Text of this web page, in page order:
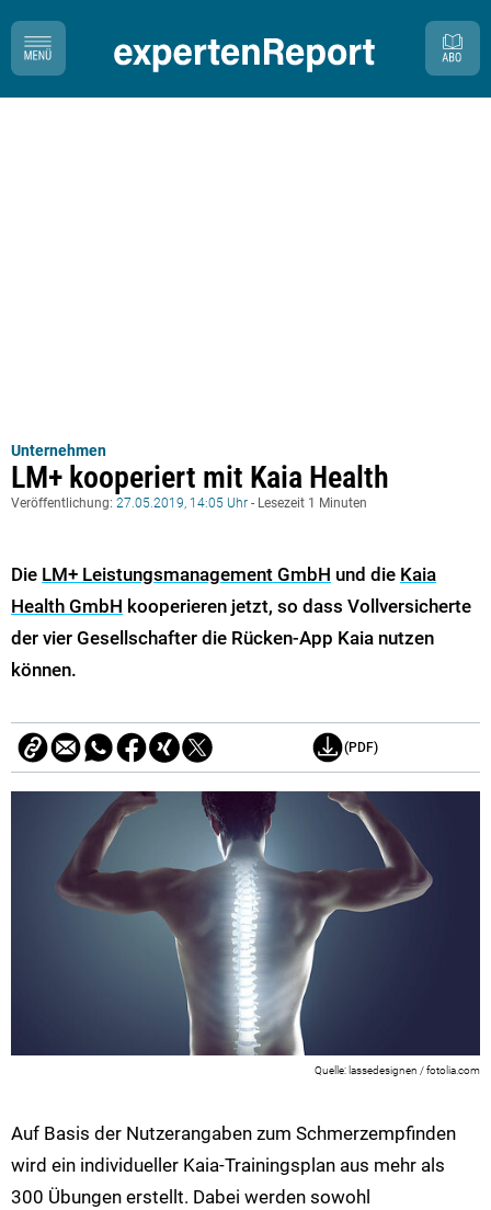
Unternehmen
LM+ kooperiert mit Kaia Health
Veröffentlichung: 27.05.2019, 14:05 Uhr - Lesezeit 1 Minuten
Die LM+ Leistungsmanagement GmbH und die Kaia
Health GmbH kooperieren jetzt, so dass Vollversicherte
der vier Gesellschafter die Rücken-App Kaia nutzen
können.
(PDF)
lassedesignen / fotolia.com
Auf Basis der Nutzerangaben zum Schmerzempfinden
wird ein individueller Kaia-Trainingsplan aus mehr als
300 Übungen erstellt. Dabei werden sowohl